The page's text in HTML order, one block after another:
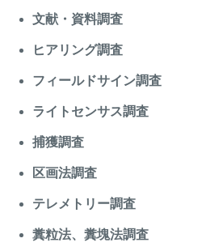
文献・資料調査
ヒアリング調査
フィールドサイン調査
ライトセンサス調査
捕獲調査
区画法調査
テレメトリー調査
糞粒法、糞塊法調査